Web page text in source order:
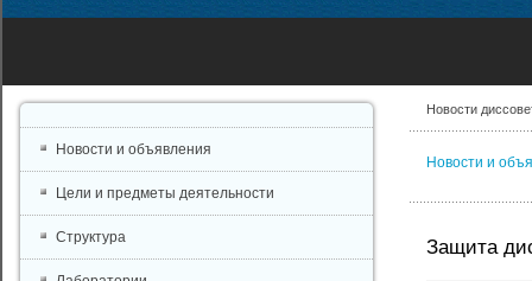
Новости
Новости и
Защита
Новости и объявления
Цели и предметы деятельности
Структура